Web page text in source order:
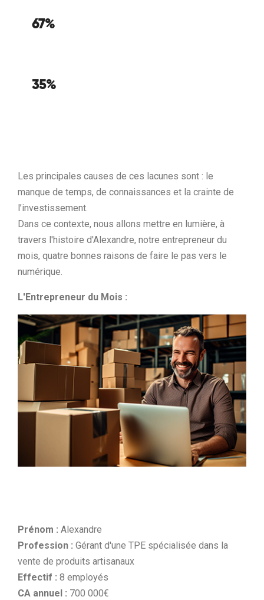
67%
35%
Les principales causes de ces lacunes sont : le
manque de temps, de connaissances et la crainte de
l’investissement.
Dans ce contexte, nous allons mettre en lumière, à
travers l'histoire d'Alexandre, notre entrepreneur du
mois, quatre bonnes raisons de faire le pas vers le
numérique.
L'Entrepreneur du Mois :
Prénom : Alexandre
Profession : Gérant d'une TPE spécialisée dans la
vente de produits artisanaux
Effectif : 8 employés
CA annuel : 700 000€